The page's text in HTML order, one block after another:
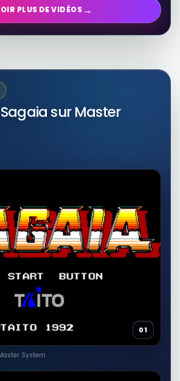
PLUS DE VIDÉOS→
sur Master
01
System